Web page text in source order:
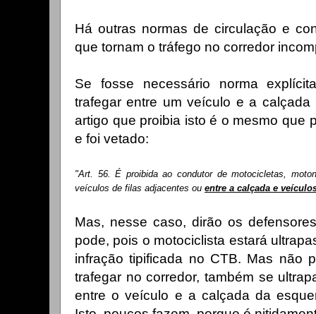
Há outras normas de circulação e
que tornam o tráfego no corredor
Se fosse necessário norma
trafegar entre um veículo e a
artigo que proibia isto é o mesmo que
e foi vetado:
"Art. 56. É proibida ao condutor de motocicletas,
veículos de filas adjacentes ou entre a calçada e
Mas, nesse caso, dirão os
pode, pois o motociclista estará
infração tipificada no CTB. Mas não
trafegar no corredor, também se
entre o veículo e a calçada da